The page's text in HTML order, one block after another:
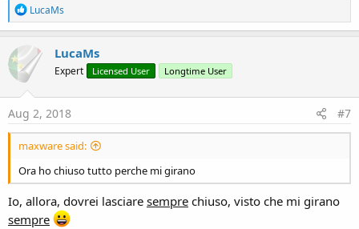
R
e
a
t
i
n
LucaMs
LucaMs
Expert Licensed User Longtime User
Aug 2, 2018 #7
maxware said:
Ora ho chiuso tutto perche mi girano
Io, allora, dovrei lasciare sempre chiuso, visto che mi girano
sempre